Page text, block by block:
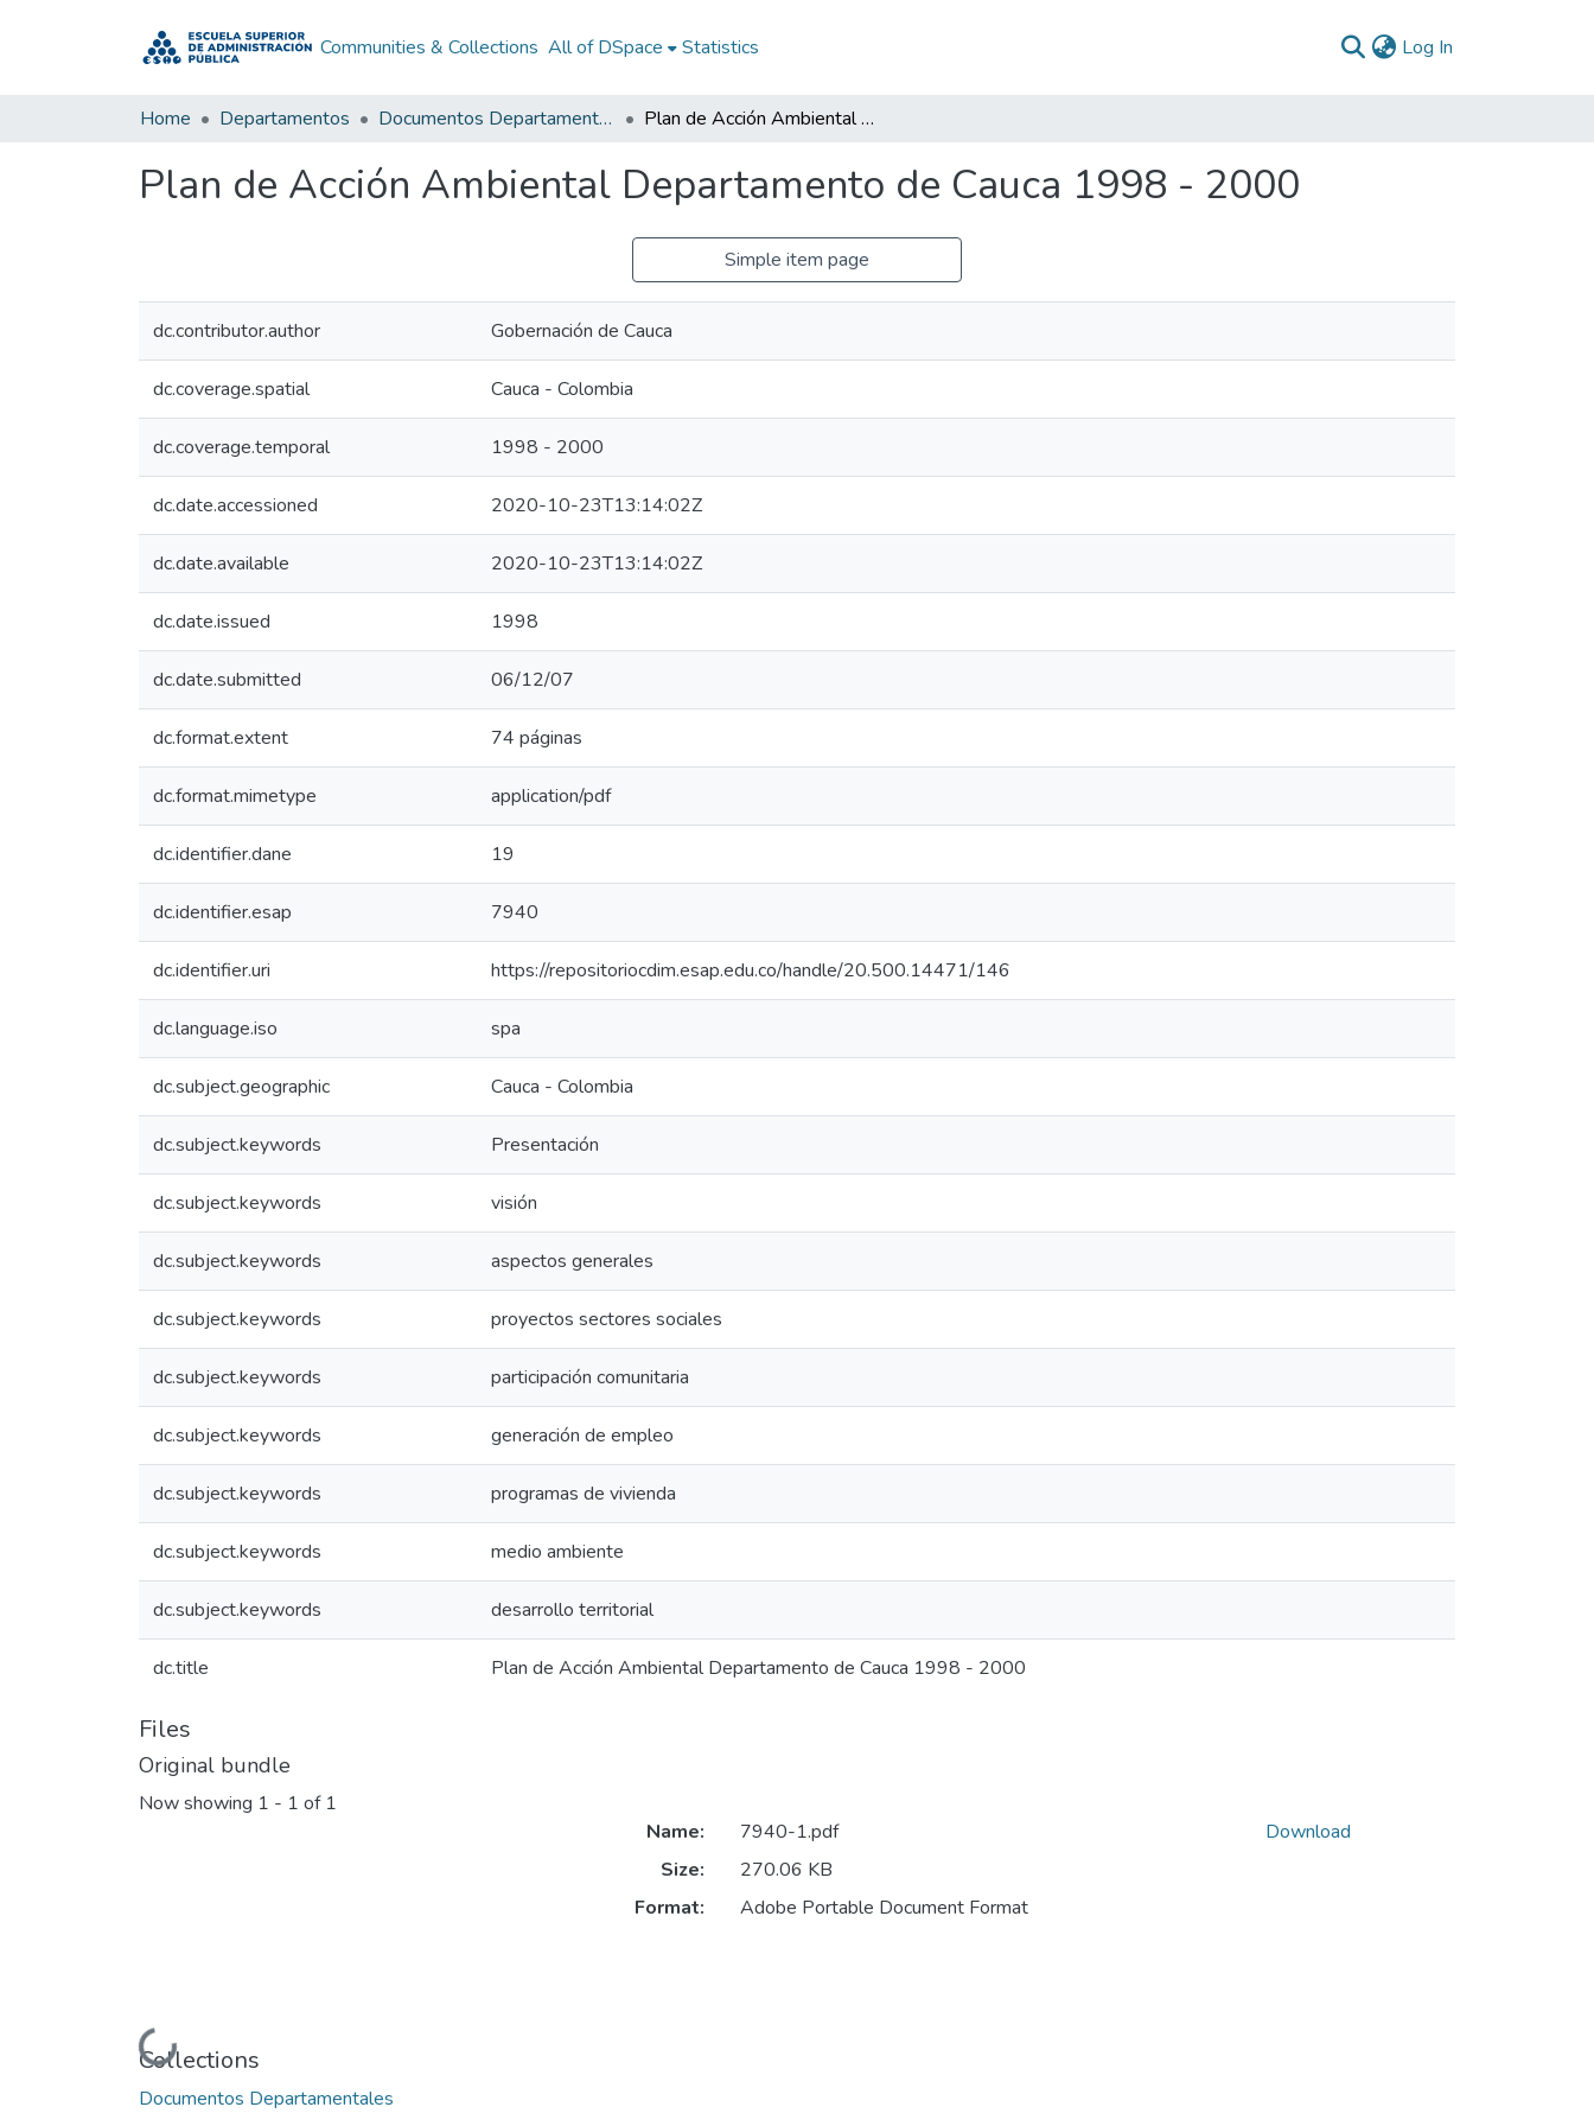
Communities & Collections All of DSpace Statistics Log In
Home Departamentos Documentos Departamentales Plan de Acción Ambiental Departamento de Cauca 1998 - 2000
Plan de Acción Ambiental Departamento de Cauca 1998 - 2000
Simple item page
dc.contributor.author Gobernación de Cauca
dc.coverage.spatial Cauca - Colombia
dc.coverage.temporal 1998 - 2000
dc.date.accessioned 2020-10-23T13:14:02Z
dc.date.available 2020-10-23T13:14:02Z
dc.date.issued 1998
dc.date.submitted 06/12/07
dc.format.extent 74 páginas
dc.format.mimetype application/pdf
dc.identifier.dane 19
dc.identifier.esap 7940
dc.identifier.uri https://repositoriocdim.esap.edu.co/handle/20.500.14471/146
dc.language.iso spa
dc.subject.geographic Cauca - Colombia
dc.subject.keywords Presentación
dc.subject.keywords visión
dc.subject.keywords aspectos generales
dc.subject.keywords proyectos sectores sociales
dc.subject.keywords participación comunitaria
dc.subject.keywords generación de empleo
dc.subject.keywords programas de vivienda
dc.subject.keywords medio ambiente
dc.subject.keywords desarrollo territorial
dc.title Plan de Acción Ambiental Departamento de Cauca 1998 - 2000
Files
Original bundle
Now showing 1 - 1 of 1
Loading...
Name:
7940-1.pdf
Size:
270.06 KB
Format:
Adobe Portable Document Format
Download
Collections
Documentos Departamentales